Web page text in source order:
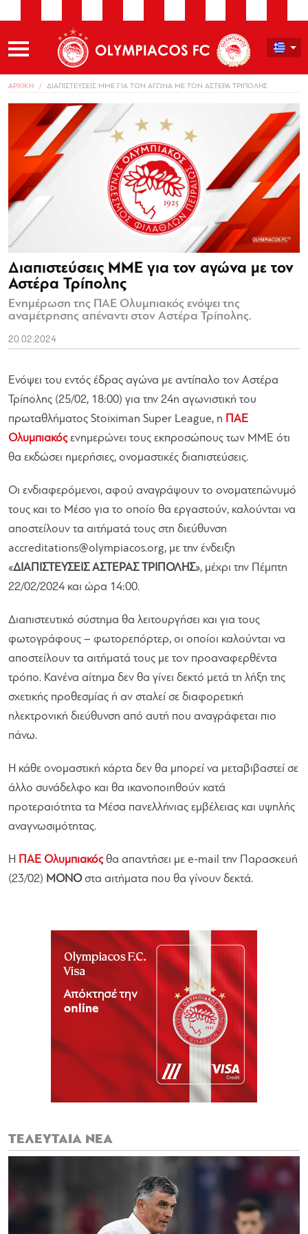
ΑΡΧΙΚΗ ΔΙΑΠΙΣΤΕΥΣΕΙΣ ΜΜΕ ΓΙΑ ΤΟΝ ΑΓΩΝΑ ΜΕ ΤΟΝ ΑΣΤΕΡΑ ΤΡΙΠΟΛΗΣ
Διαπιστεύσεις ΜΜΕ για τον αγώνα με τον
Αστέρα Τρίπολης
Ενημέρωση της ΠΑΕ Ολυμπιακός ενόψει της
αναμέτρησης απέναντι στον Αστέρα Τρίπολης.
20.02.2024
Ενόψει του εντός έδρας αγώνα με αντίπαλο τον Αστέρα
Τρίπολης (25/02, 18:00) για την 24η αγωνιστική του
πρωταθλήματος Stoiximan Super League, η ΠΑΕ
Ολυμπιακόςενημερώνει τους εκπροσώπους των ΜΜΕ ότι
θα εκδώσει ημερήσιες, ονομαστικές διαπιστεύσεις.
Οι ενδιαφερόμενοι, αφού αναγράψουν το ονοματεπώνυμό
τους και το Μέσο για το οποίο θα εργαστούν, καλούνται να
αποστείλουν τα αιτήματά τους στη διεύθυνση
accreditations@olympiacos.org, με την ένδειξη
«ΔΙΑΠΙΣΤΕΥΣΕΙΣ ΑΣΤΕΡΑΣ ΤΡΙΠΟΛΗΣ», μέχρι την Πέμπτη
22/02/2024 και ώρα 14:00.
Διαπιστευτικό σύστημα θα λειτουργήσει και για τους
φωτογράφους – φωτορεπόρτερ, οι οποίοι καλούνται να
αποστείλουν τα αιτήματά τους με τον προαναφερθέντα
τρόπο. Κανένα αίτημα δεν θα γίνει δεκτό μετά τη λήξη της
σχετικής προθεσμίας ή αν σταλεί σε διαφορετική
ηλεκτρονική διεύθυνση από αυτή που αναγράφεται πιο
πάνω.
Η κάθε ονομαστική κάρτα δεν θα μπορεί να μεταβιβαστεί σε
άλλο συνάδελφο και θα ικανοποιηθούν κατά
προτεραιότητα τα Μέσα πανελλήνιας εμβέλειας και υψηλής
αναγνωσιμότητας.
Η ΠΑΕ Ολυμπιακόςθα απαντήσει με e-mail την Παρασκευή
(23/02) ΜΟΝΟστα αιτήματα που θα γίνουν δεκτά.
ΤΕΛΕΥΤΑΙΑ ΝΕΑ